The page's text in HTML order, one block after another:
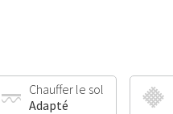
Chauffer le sol
Adapté